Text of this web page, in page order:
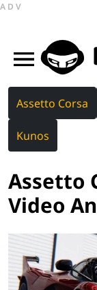
ADV
Assetto Corsa
Kunos
Assetto
Video